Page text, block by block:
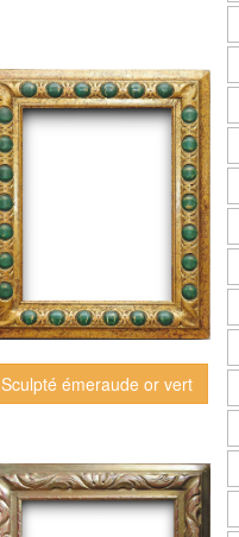
Sculpté émeraude or vert